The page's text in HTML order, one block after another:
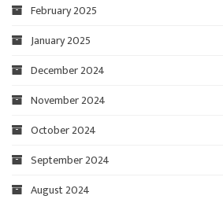
February 2025
January 2025
December 2024
November 2024
October 2024
September 2024
August 2024